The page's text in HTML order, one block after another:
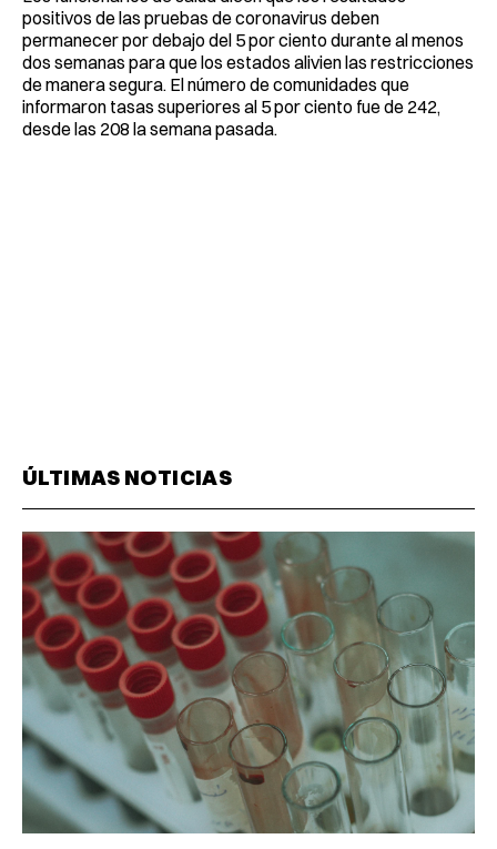
positivos de las pruebas de coronavirus deben
permanecer por debajo del 5 por ciento durante al menos
dos semanas para que los estados alivien las restricciones
de manera segura. El número de comunidades que
informaron tasas superiores al 5 por ciento fue de 242,
desde las 208 la semana pasada.
ÚLTIMAS NOTICIAS